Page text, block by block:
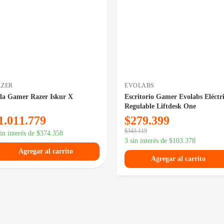
Gamer Razer Iskur X
interés de $374.358
Agregar al carrito
EVOLABS
Escritorio Gamer Evolabs
Regulable Liftdesk One
$279.399
$343.119
3 sin interés de $103.378
Agregar al carrito